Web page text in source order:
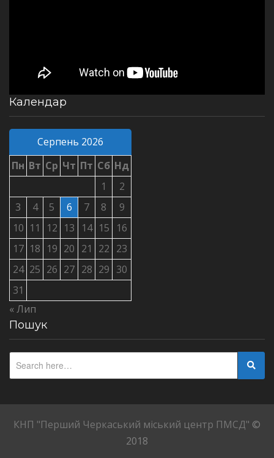
Календар
Серпень 2026
Пн Вт Ср Чт Пт Сб Нд
1
2
3
4 5 6 7 8
9
10 11 12 13 14 15
16
17 18 19 20 21 22 23
24 25 26 27 28 29 30
31
« Лип
Пошук
КНП "Перший Черкаський міський центр ПМСД" ©
2018